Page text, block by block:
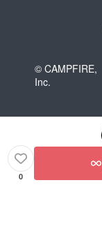
© CAMPFIRE,
Inc.
0